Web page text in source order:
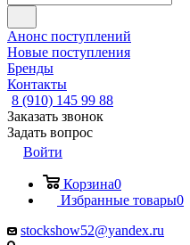
Анонс поступлений
Новые поступления
Бренды
Контакты
8 (910) 145 99 88
Заказать звонок
Задать вопрос
Войти
Корзина0
Избранные товары0
stockshow52@yandex.ru